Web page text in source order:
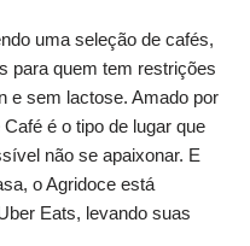
uma seleção de cafés,
para quem tem restrições
e sem lactose. Amado por
é o tipo de lugar que
não se apaixonar. E
o Agridoce está
Eats, levando suas